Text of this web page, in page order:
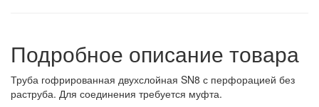
Подробное описание товара
Труба гофрированная двухслойная SN8 с перфорацией без
раструба. Для соединения требуется муфта.